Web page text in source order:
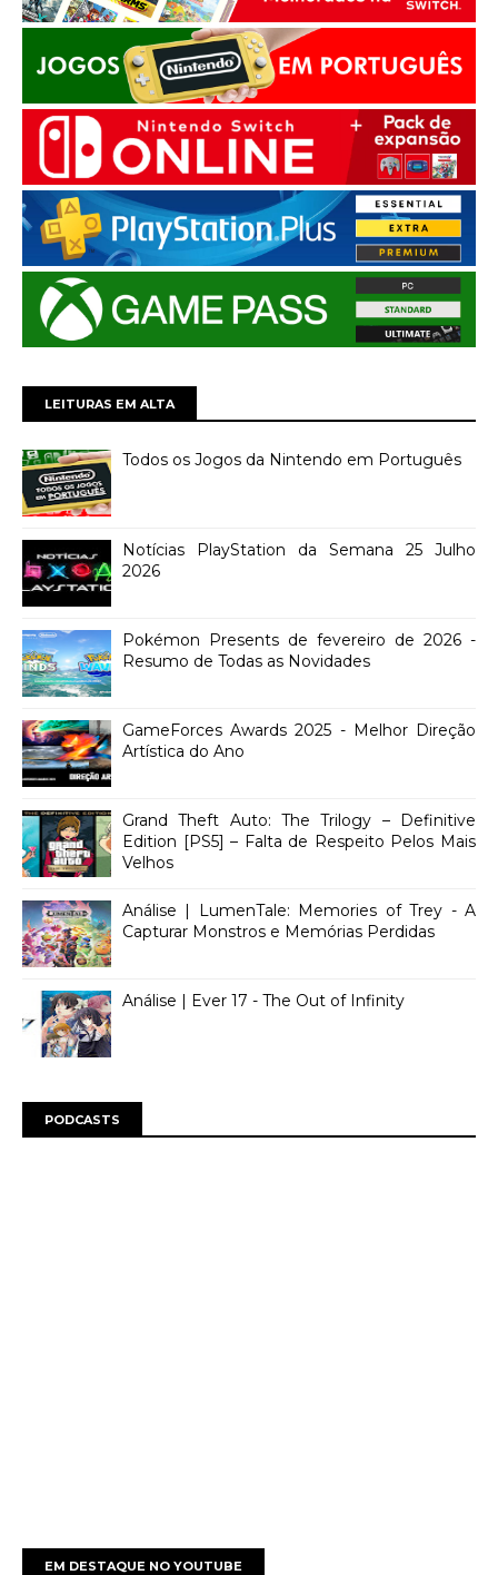
LEITURAS EM ALTA
Todos os Jogos da Nintendo em Português
Notícias PlayStation da Semana 25 Julho
2026
Pokémon Presents de fevereiro de 2026 -
Resumo de Todas as Novidades
GameForces Awards 2025 - Melhor Direção
Artística do Ano
Grand Theft Auto: The Trilogy – Definitive
Edition [PS5] – Falta de Respeito Pelos Mais
Velhos
Análise | LumenTale: Memories of Trey - A
Capturar Monstros e Memórias Perdidas
Análise | Ever 17 - The Out of Infinity
PODCASTS
EM DESTAQUE NO YOUTUBE